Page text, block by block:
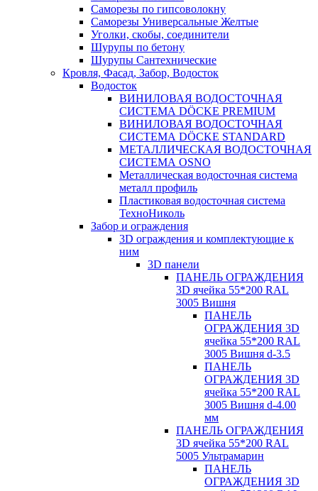
Саморезы по гипсоволокну
Саморезы Универсальные Желтые
Уголки, скобы, соединители
Шурупы по бетону
Шурупы Сантехнические
Кровля, Фасад, Забор, Водосток
Водосток
ВИНИЛОВАЯ ВОДОСТОЧНАЯ
СИСТЕМА DÖCKE PREMIUM
ВИНИЛОВАЯ ВОДОСТОЧНАЯ
СИСТЕМА DÖCKE STANDARD
МЕТАЛЛИЧЕСКАЯ ВОДОСТОЧНАЯ
СИСТЕМА OSNO
Металлическая водосточная система
металл профиль
Пластиковая водосточная система
ТехноНиколь
Забор и ограждения
3D ограждения и комплектующие к
ним
3D панели
ПАНЕЛЬ ОГРАЖДЕНИЯ
3D ячейка 55*200 RAL
3005 Вишня
ПАНЕЛЬ
ОГРАЖДЕНИЯ 3D
ячейка 55*200 RAL
3005 Вишня d-3.5
ПАНЕЛЬ
ОГРАЖДЕНИЯ 3D
ячейка 55*200 RAL
3005 Вишня d-4.00
мм
ПАНЕЛЬ ОГРАЖДЕНИЯ
3D ячейка 55*200 RAL
5005 Ультрамарин
ПАНЕЛЬ
ОГРАЖДЕНИЯ 3D